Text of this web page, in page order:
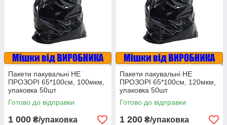
Пакети пакувальні НЕ
ПРОЗОРІ 65*100см, 100мкм,
упаковка 50шт
Готово до відправки
1 000 ₴/упаковка
Пакети пакувальні НЕ
ПРОЗОРІ 65*100см, 120мкм,
упаковка 50шт
Готово до відправки
1 200 ₴/упаковка